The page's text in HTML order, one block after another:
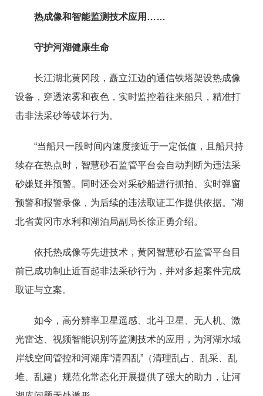
热成像和智能监测技术应用……
守护河湖健康生命
长江湖北黄冈段，矗立江边的通信铁塔架设热成像
设备，穿透浓雾和夜色，实时监控着往来船只，精准打
击非法采砂等破坏行为。
“当船只一段时间内速度接近于一定低值，且船只持
续存在热点时，智慧砂石监管平台会自动判断为违法采
砂嫌疑并预警。同时还会对采砂船进行抓拍、实时弹窗
预警和报警录像，为后续的违法取证工作提供依据。”湖
北省黄冈市水利和湖泊局副局长徐正勇介绍。
依托热成像等先进技术，黄冈智慧砂石监管平台目
前已成功制止近百起非法采砂行为，并对多起案件完成
取证与立案。
如今，高分辨率卫星遥感、北斗卫星、无人机、激
光雷达、视频智能识别等监测技术的应用，为河湖水域
岸线空间管控和河湖库“清四乱”（清理乱占、乱采、乱
堆、乱建）规范化常态化开展提供了强大的助力，让河